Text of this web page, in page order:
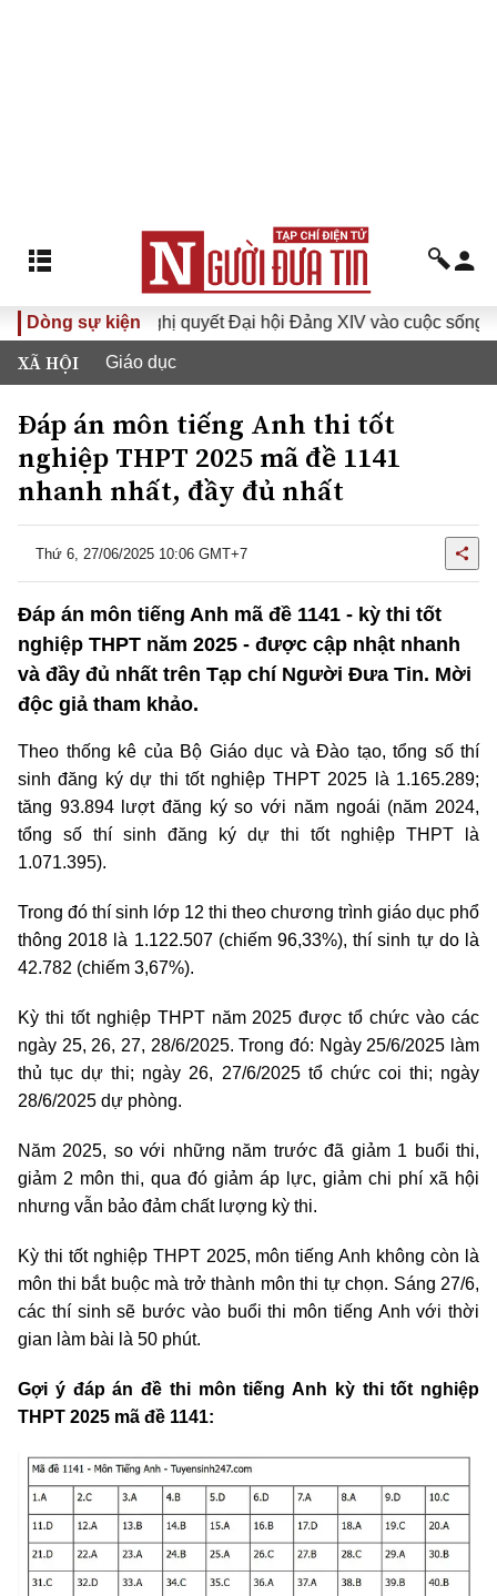
Dòng sự kiện
Đưa Nghị quyết Đại hội Đảng XIV vào cuộc sống
XÃ HỘI Giáo dục
Đáp án môn tiếng Anh thi tốt
nghiệp THPT 2025 mã đề 1141
nhanh nhất, đầy đủ nhất
Thứ 6, 27/06/2025 10:06 GMT+7
Đáp án môn tiếng Anh mã đề 1141 - kỳ thi tốt
nghiệp THPT năm 2025 - được cập nhật nhanh
và đầy đủ nhất trên Tạp chí Người Đưa Tin. Mời
độc giả tham khảo.
Theo thống kê của Bộ Giáo dục và Đào tạo, tổng số thí
sinh đăng ký dự thi tốt nghiệp THPT 2025 là 1.165.289;
tăng 93.894 lượt đăng ký so với năm ngoái (năm 2024,
tổng số thí sinh đăng ký dự thi tốt nghiệp THPT là
1.071.395).
Trong đó thí sinh lớp 12 thi theo chương trình giáo dục phổ
thông 2018 là 1.122.507 (chiếm 96,33%), thí sinh tự do là
42.782 (chiếm 3,67%).
Kỳ thi tốt nghiệp THPT năm 2025 được tổ chức vào các
ngày 25, 26, 27, 28/6/2025. Trong đó: Ngày 25/6/2025 làm
thủ tục dự thi; ngày 26, 27/6/2025 tổ chức coi thi; ngày
28/6/2025 dự phòng.
Năm 2025, so với những năm trước đã giảm 1 buổi thi,
giảm 2 môn thi, qua đó giảm áp lực, giảm chi phí xã hội
nhưng vẫn bảo đảm chất lượng kỳ thi.
Kỳ thi tốt nghiệp THPT 2025, môn tiếng Anh không còn là
môn thi bắt buộc mà trở thành môn thi tự chọn. Sáng 27/6,
các thí sinh sẽ bước vào buổi thi môn tiếng Anh với thời
gian làm bài là 50 phút.
Gợi ý đáp án đề thi môn tiếng Anh kỳ thi tốt nghiệp
THPT 2025 mã đề 1141: